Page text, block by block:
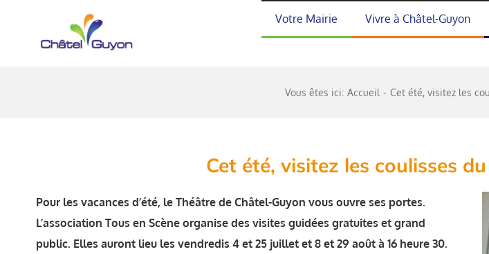
Votre Mairie Vivre à Châtel-Guyon
Vous êtes ici: Accueil Cet été, visitez les
Cet été, visitez les coulisses
Pour les vacances d’été, le Théâtre de Châtel-Guyon vous ouvre ses portes.
L’association Tous en Scène organise des visites guidées gratuites et grand
public. Elles auront lieu les vendredis 4 et 25 juillet et 8 et 29 août à 16 heure 30.